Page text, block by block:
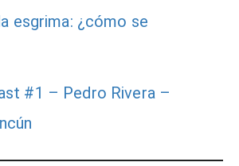
esgrima: ¿cómo se
#1 – Pedro Rivera –